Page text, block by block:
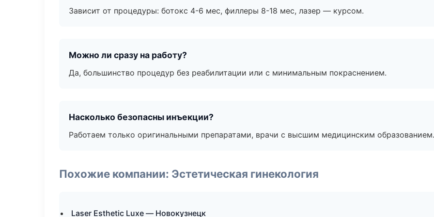
Зависит от процедуры: ботокс 4-6 мес, филлеры 8-18 мес, лазер — курсом.
Можно ли сразу на работу?
Да, большинство процедур без реабилитации или с минимальным покраснением.
Насколько безопасны инъекции?
Работаем только оригинальными препаратами, врачи с высшим медицинским образованием.
Похожие компании: Эстетическая гинекология
Laser Esthetic Luxe — Новокузнецк